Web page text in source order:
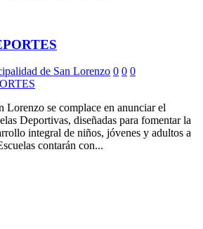
de San Lorenzo 0 0 0
Lorenzo se complace en anunciar el
Deportivas, diseñadas para fomentar la
integral de niños, jóvenes y adultos a
contarán con...